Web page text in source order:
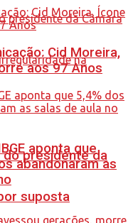
do presidente da
suposta
Cid Moreira,
aos 97 Anos
aponta que
abandonaram as